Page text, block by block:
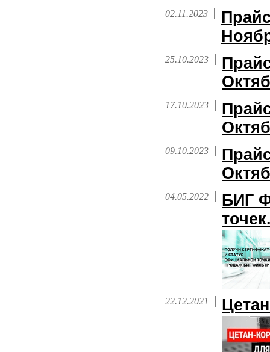
02.11.2023
25.10.2023
17.10.2023
09.10.2023
04.05.2022
БИГ
22.12.2021